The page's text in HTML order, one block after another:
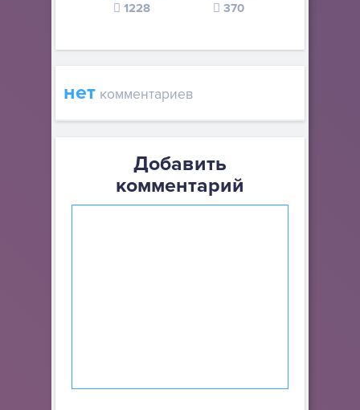
1228 370
нет комментариев
Добавить
комментарий